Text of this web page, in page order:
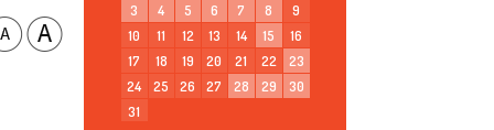
3
4 5 6 7 8
9
10
11 12 13 14 15
16
17
18 19 20 21 22
23
24
25 26 27 28 29
30
31